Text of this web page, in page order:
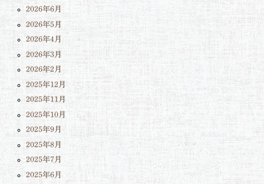
2026年6月
2026年5月
2026年4月
2026年3月
2026年2月
2025年12月
2025年11月
2025年10月
2025年9月
2025年8月
2025年7月
2025年6月